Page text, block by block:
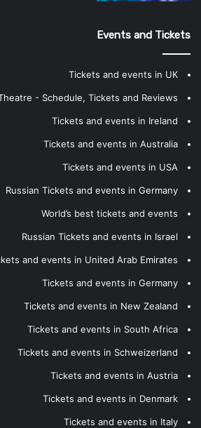
Events and Tickets
Tickets and events in UK
- Schedule, Tickets and Reviews
Tickets and events in Ireland
Tickets and events in Australia
Tickets and events in USA
Russian Tickets and events in Germany
World’s best tickets and events
Russian Tickets and events in Israel
and events in United Arab Emirates
Tickets and events in Germany
Tickets and events in New Zealand
Tickets and events in South Africa
Tickets and events in Schweizerland
Tickets and events in Austria
Tickets and events in Denmark
Tickets and events in Italy